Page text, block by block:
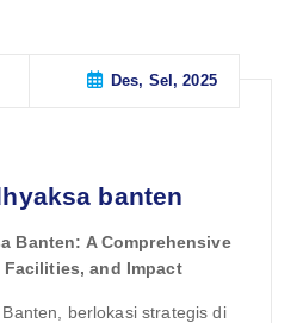
Des, Sel, 2025
banten
Banten: A Comprehensive
and Impact
berlokasi strategis di